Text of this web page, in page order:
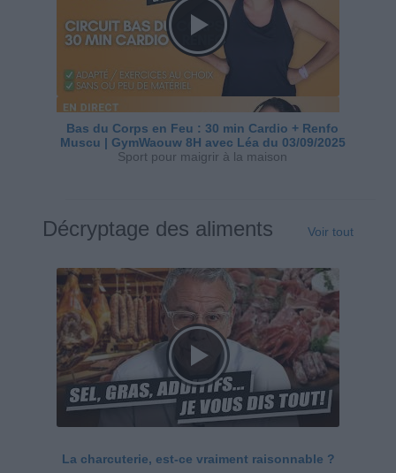
Bas du Corps en Feu : 30 min Cardio + Renfo
Muscu | GymWaouw 8H avec Léa du 03/09/2025
Sport pour maigrir à la maison
Décryptage des aliments Voir tout
La charcuterie, est-ce vraiment raisonnable ?